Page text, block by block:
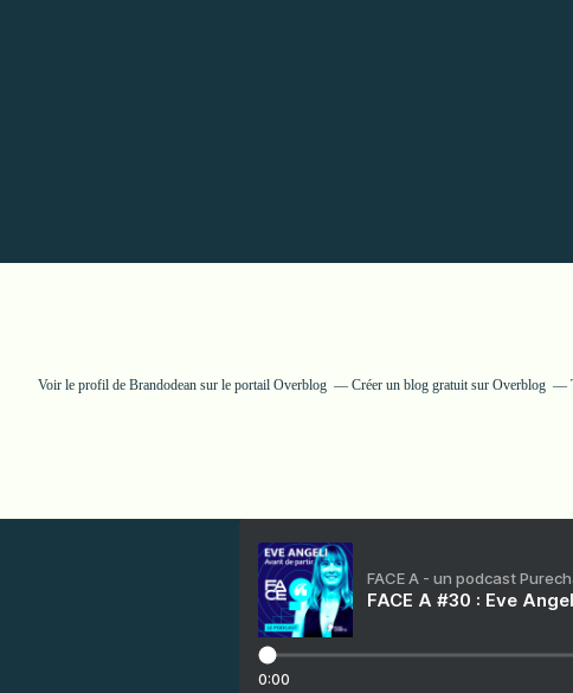
Voir le profil de Brandodean sur le portail Overblog Créer un blog gratuit sur Overblog
FACE A - un podcast
FACE A #30 : Eve
0:00